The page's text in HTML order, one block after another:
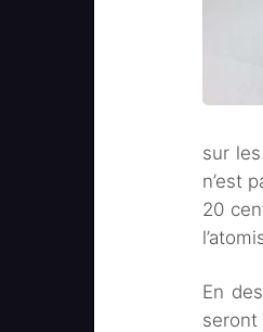
sur
n’est
20
En
seront